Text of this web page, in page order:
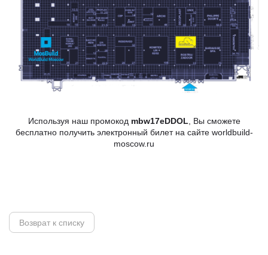
Используя наш промокод mbw17eDDOL, Вы сможете
бесплатно получить электронный билет на сайте worldbuild-
moscow.ru
Возврат к списку